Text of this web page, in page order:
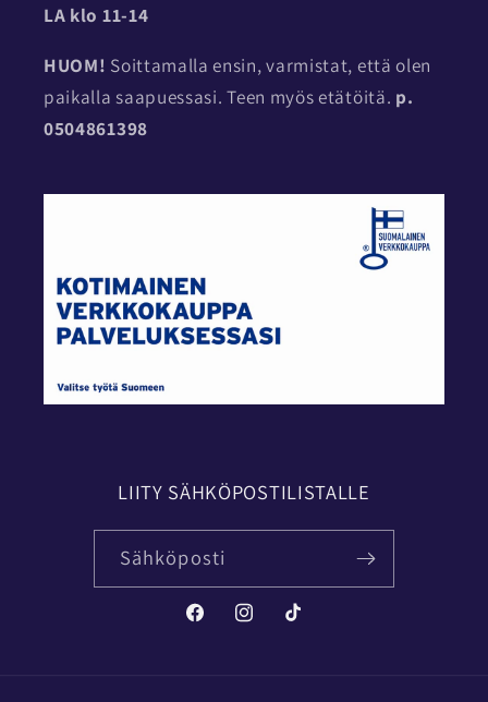
LA klo 11-14
HUOM! Soittamalla ensin, varmistat, että olen
paikalla saapuessasi. Teen myös etätöitä. p.
0504861398
LIITY SÄHKÖPOSTILISTALLE
Sähköposti
FacebookInstagramTikTok